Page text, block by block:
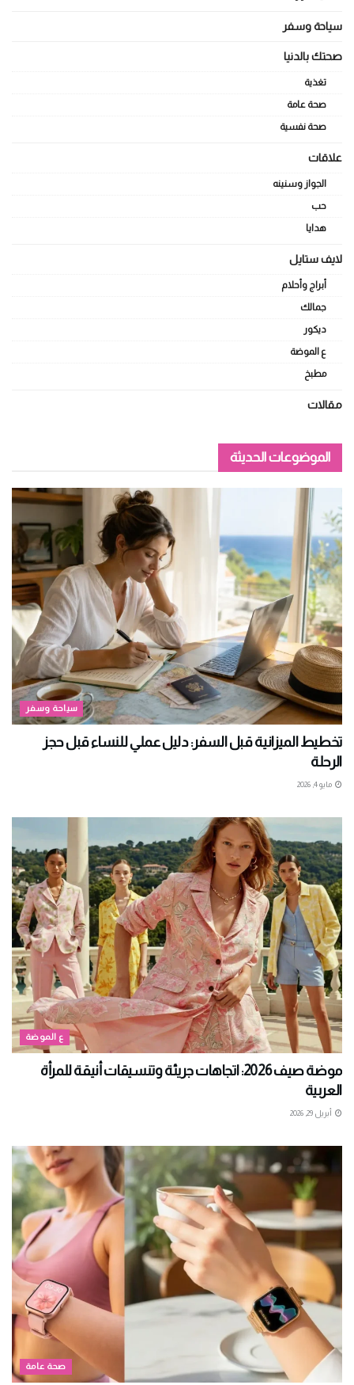
سياحة وسفر
صحتك بالدنيا
تغذية
صحة عامة
صحة نفسية
علاقات
الجواز وسنينه
حب
هدايا
لايف ستايل
أبراج وأحلام
جمالك
ديكور
ع الموضة
مطبخ
مقالات
الموضوعات الحديثة
سياحة وسفر
تخطيط الميزانية قبل السفر: دليل عملي للنساء قبل حجز
الرحلة
مايو 4, 2026
ع الموضة
موضة صيف 2026: اتجاهات جريئة وتنسيقات أنيقة للمرأة
العربية
أبريل 29, 2026
صحة عامة